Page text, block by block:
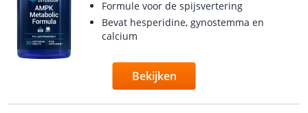
Formule voor de spijsvertering
Bevat hesperidine, gynostemma en
calcium
Bekijken